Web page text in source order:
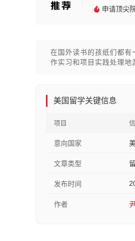
申请顶尖
在国外读书的孩纸们都
作实习和项目实践处理
美国留学关键信息
项目
意向国家
文章类型
发布时间
作者